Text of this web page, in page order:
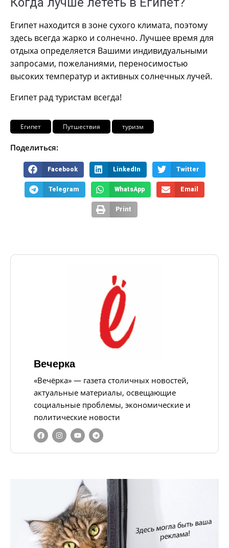
Египет находится в зоне сухого климата, поэтому
здесь всегда жарко и солнечно. Лучшее время для
отдыха определяется Вашими индивидуальными
запросами, пожеланиями, переносимостью
высоких температур и активных солнечных лучей.
Египет рад туристам всегда!
Египет Путшествия туризм
Поделиться:
Facebook LinkedIn Twitter
Telegram WhatsApp Email
Print
Вечерка
«Вечёрка» — газета столичных новостей,
актуальные материалы, освещающие
социальные проблемы, экономические и
политические новости